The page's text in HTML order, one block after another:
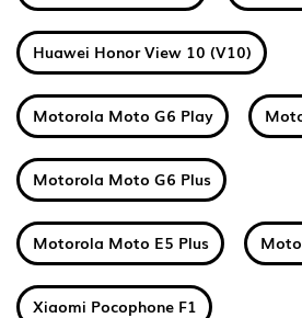
Huawei Honor View 10 (V10)
Motorola Moto G6 Play
Motorola Moto G6 Plus
Motorola Moto E5 Plus
Xiaomi Pocophone F1